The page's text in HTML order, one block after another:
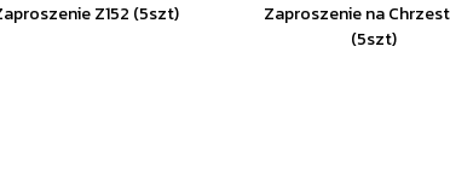
Z152 (5szt)
Zaproszenie na Chrzest
(5szt)